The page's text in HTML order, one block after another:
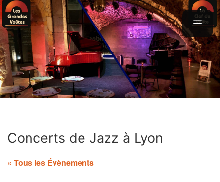
Aller
au
contenu
menu
Concerts de Jazz à Lyon
« Tous les Évènements